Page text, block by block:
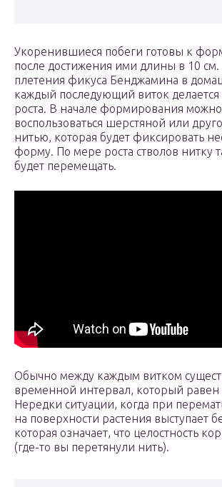
Укоренившиеся побеги готовы к
после достижения ими длины в 10 см.
плетения фикуса Бенджамина в
каждый последующий виток делается
роста. В начале формирования можно
воспользоваться шерстяной или
нитью, которая будет фиксировать
форму. По мере роста стволов нитку
будет перемещать.
Обычно между каждым витком
временной интервал, который равен
Нередки ситуации, когда при
на поверхности растения выступает
которая означает, что целостность
(где-то вы перетянули нить).